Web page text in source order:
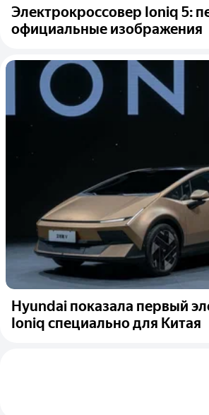
Электрокроссовер Ioniq 5:
официальные изображения
Hyundai показала первый
Ioniq специально для Китая